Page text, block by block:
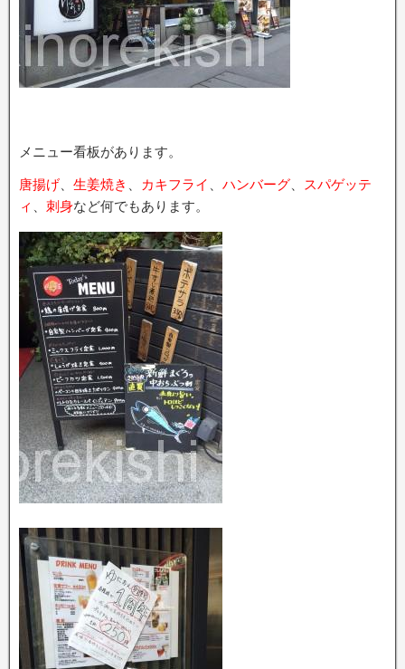
メニュー看板があります。
唐揚げ 生姜焼き カキフライ ハンバーグ
スパゲッテ
ィ
刺身など何でもあります。